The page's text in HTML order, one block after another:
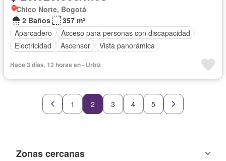
Chico Norte, Bogotá
2 Baños
357 m²
Aparcadero
Acceso para personas con discapacidad
Electricidad
Ascensor
Vista panorámica
Hace 3 días, 12 horas en - Urbiz
1 2 3 4 5
Zonas cercanas